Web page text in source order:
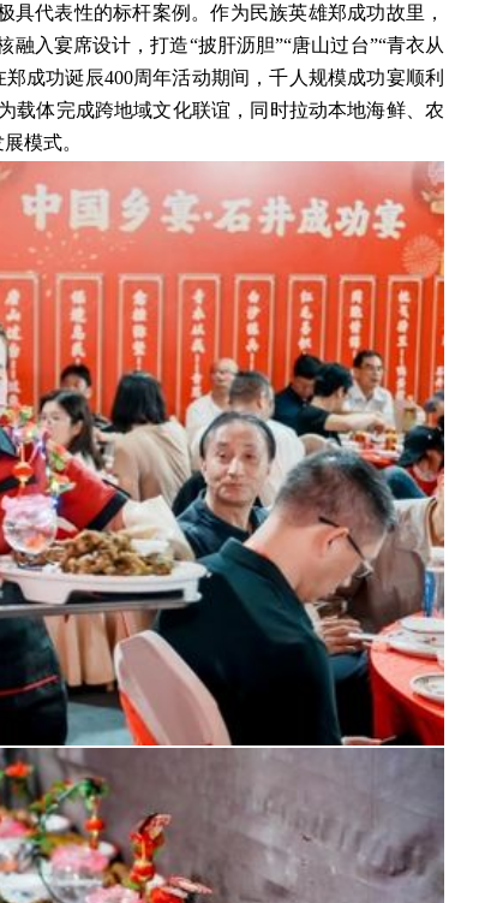
代表性的标杆案例。作为民族英雄郑成功故里，
入宴席设计，打造“披肝沥胆”“唐山过台”“青衣从
成功诞辰400周年活动期间，千人规模成功宴顺利
载体完成跨地域文化联谊，同时拉动本地海鲜、农
模式。